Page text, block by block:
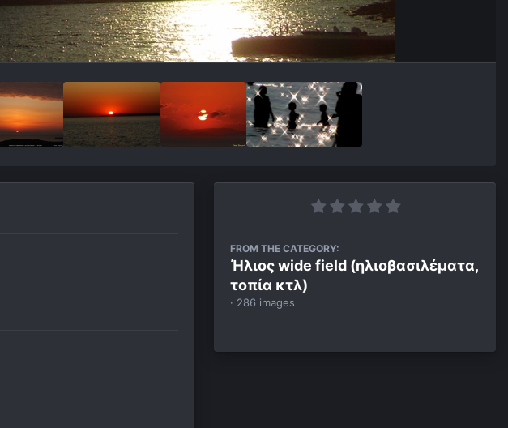
FROM THE CATEGORY:
Ήλιος wide field (ηλιοβασιλέματα,
τοπία κτλ)
· 286 images